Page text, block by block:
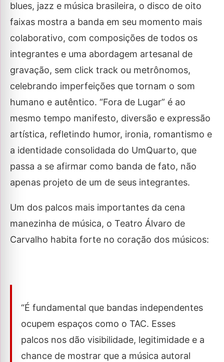
blues, jazz e música brasileira, o disco de oito
faixas mostra a banda em seu momento mais
colaborativo, com composições de todos os
integrantes e uma abordagem artesanal de
gravação, sem click track ou metrônomos,
celebrando imperfeições que tornam o som
humano e autêntico. “Fora de Lugar” é ao
mesmo tempo manifesto, diversão e expressão
artística, refletindo humor, ironia, romantismo e
a identidade consolidada do UmQuarto, que
passa a se afirmar como banda de fato, não
apenas projeto de um de seus integrantes.
Um dos palcos mais importantes da cena
manezinha de música, o Teatro Álvaro de
Carvalho habita forte no coração dos músicos:
“É fundamental que bandas independentes
ocupem espaços como o TAC. Esses
palcos nos dão visibilidade, legitimidade e a
chance de mostrar que a música autoral